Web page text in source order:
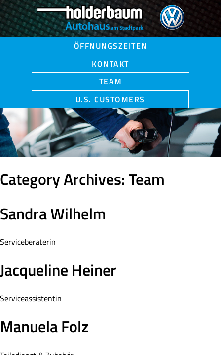
ÖFFNUNGSZEITEN
KONTAKT
TEAM
U.S. CUSTOMERS
Category Archives: Team
Sandra Wilhelm
Serviceberaterin
Jacqueline Heiner
Serviceassistentin
Manuela Folz